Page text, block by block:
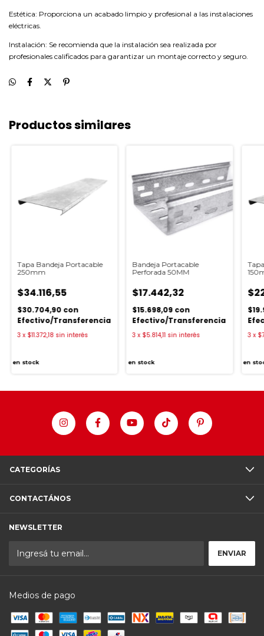
Estética: Proporciona un acabado limpio y profesional a las instalaciones
eléctricas.
Instalación: Se recomienda que la instalación sea realizada por
profesionales calificados para garantizar un montaje correcto y seguro.
Productos similares
Tapa Bandeja Portacable
250mm
$34.116,55
$30.704,90 con
Efectivo/Transferencia
3 x $11.372,18 sin interés
en stock
Bandeja Portacable
Perforada 50MM
$17.442,32
$15.698,09 con
Efectivo/Transferencia
3 x $5.814,11 sin interés
en stock
3 x
en
CATEGORÍAS
CONTACTÁNOS
NEWSLETTER
Medios de pago